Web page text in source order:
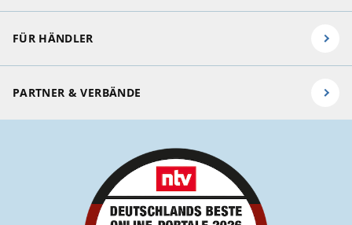
FÜR HÄNDLER
PARTNER & VERBÄNDE